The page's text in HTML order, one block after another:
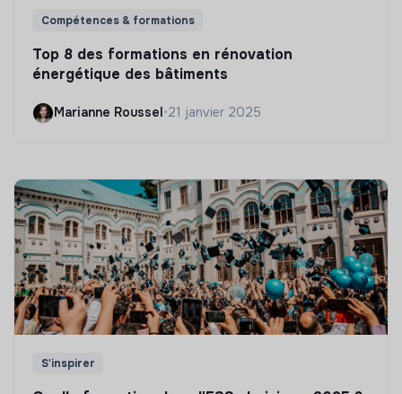
Compétences & formations
Top 8 des formations en rénovation
énergétique des bâtiments
Marianne Roussel•21 janvier 2025
S'inspirer